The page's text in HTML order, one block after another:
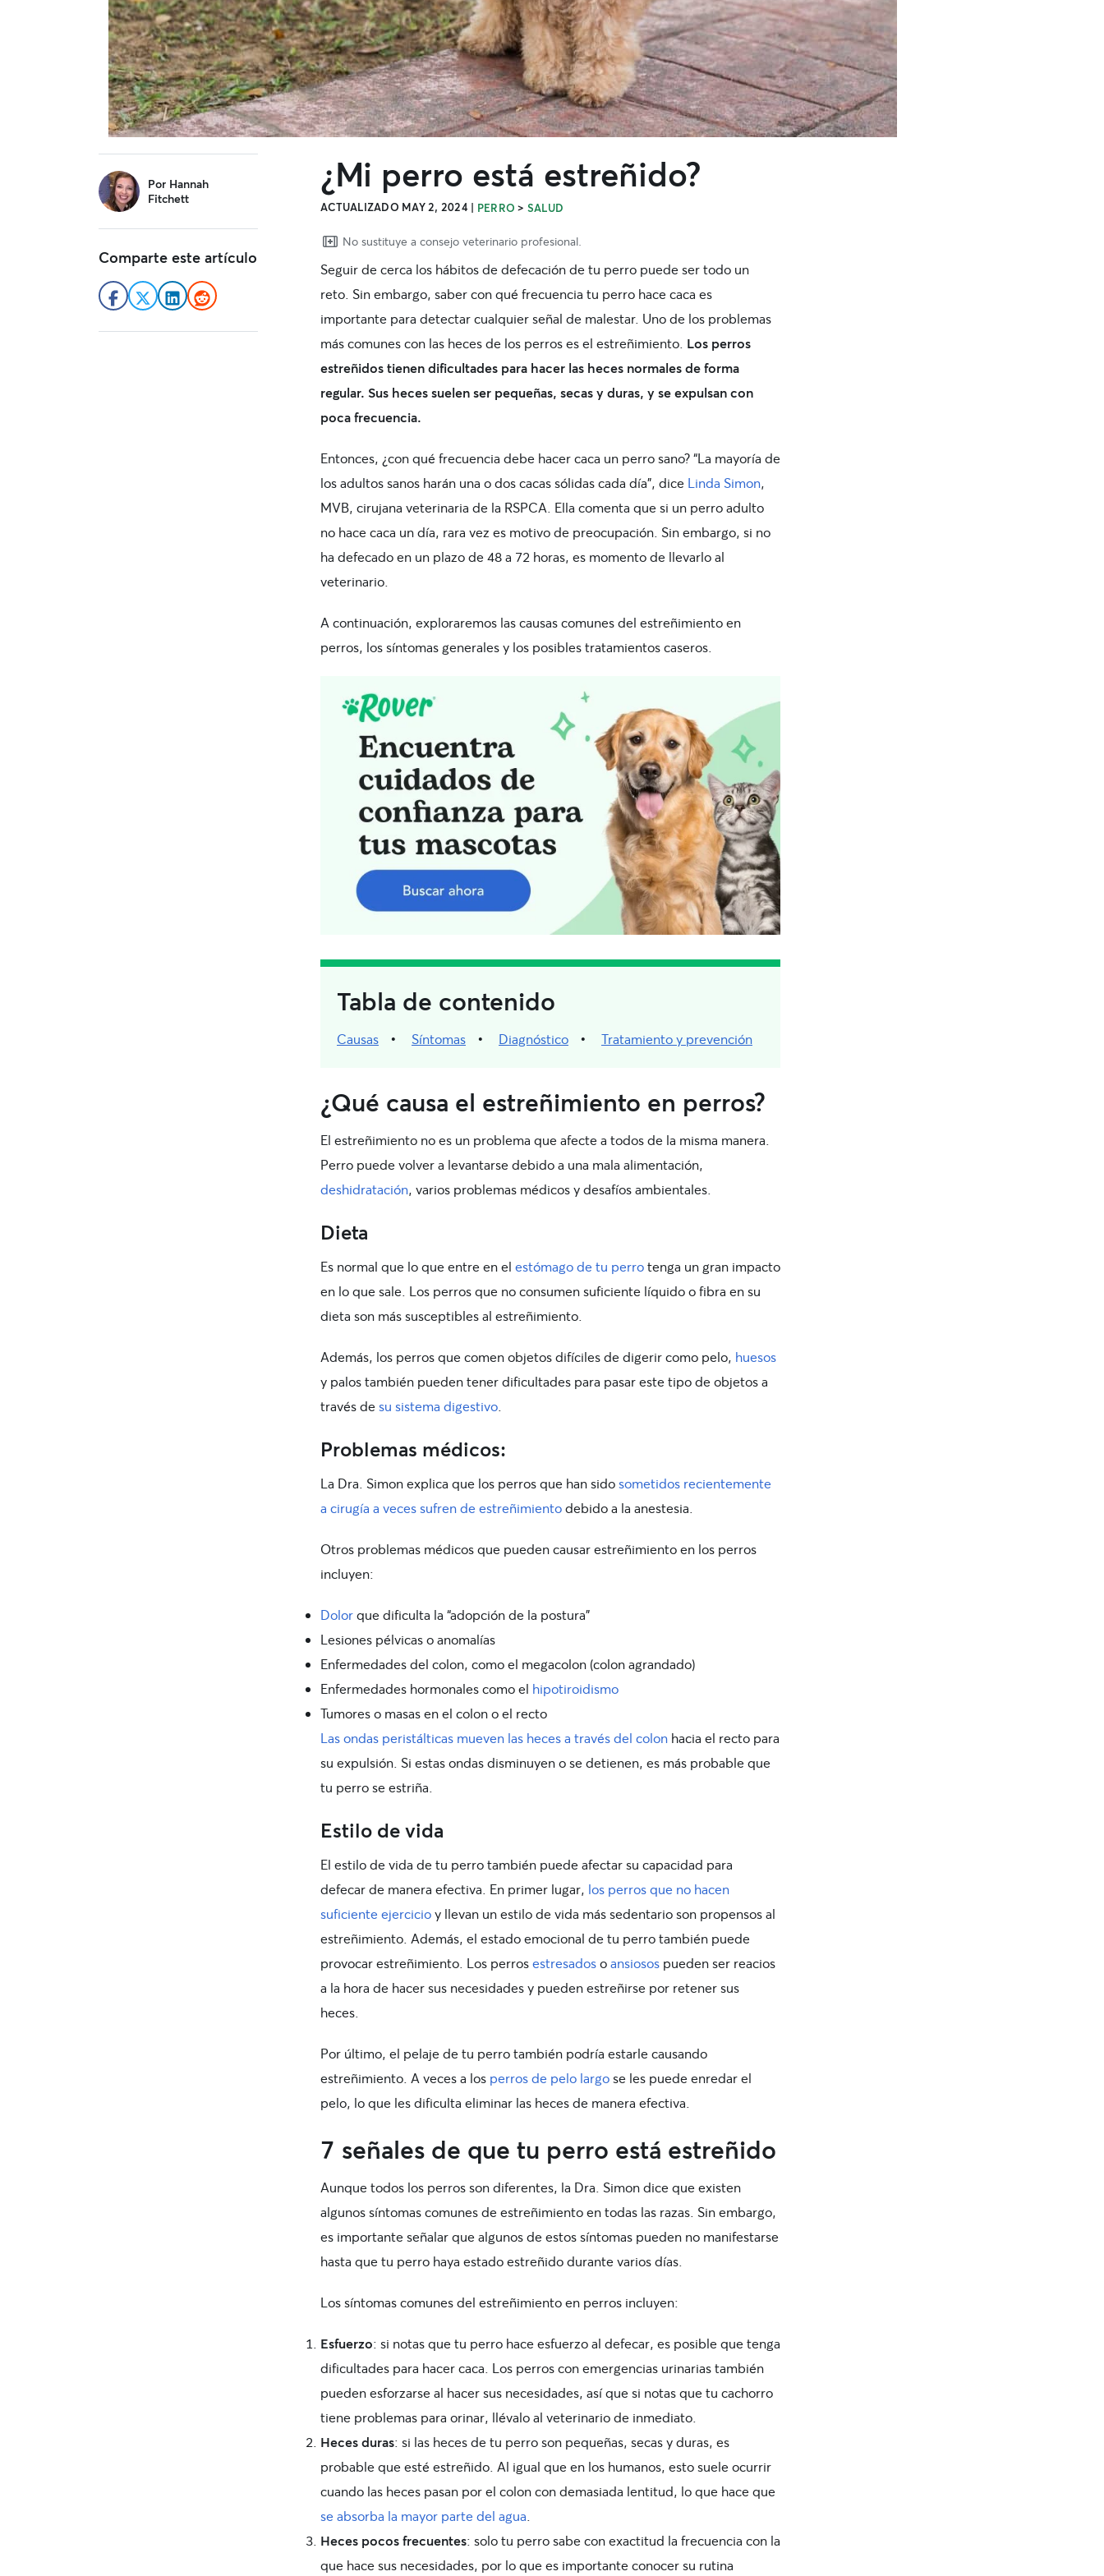
¿Mi perro está estreñido?
ACTUALIZADO MAY 2, 2024 | PERRO > SALUD
No sustituye a consejo veterinario profesional.
Seguir de cerca los hábitos de defecación de tu perro puede ser todo un
reto. Sin embargo, saber con qué frecuencia tu perro hace caca es
importante para detectar cualquier señal de malestar. Uno de los problemas
más comunes con las heces de los perros es el estreñimiento. Los perros
estreñidos tienen dificultades para hacer las heces normales de forma
regular. Sus heces suelen ser pequeñas, secas y duras, y se expulsan con
poca frecuencia.
Entonces, ¿con qué frecuencia debe hacer caca un perro sano? “La mayoría de
los adultos sanos harán una o dos cacas sólidas cada día”, dice Linda Simon,
MVB, cirujana veterinaria de la RSPCA. Ella comenta que si un perro adulto
no hace caca un día, rara vez es motivo de preocupación. Sin embargo, si no
ha defecado en un plazo de 48 a 72 horas, es momento de llevarlo al
veterinario.
A continuación, exploraremos las causas comunes del estreñimiento en
perros, los síntomas generales y los posibles tratamientos caseros.
Tabla de contenido
Causas Síntomas Diagnóstico Tratamiento y prevención
¿Qué causa el estreñimiento en perros?
El estreñimiento no es un problema que afecte a todos de la misma manera.
Perro puede volver a levantarse debido a una mala alimentación,
deshidratación, varios problemas médicos y desafíos ambientales.
Dieta
Es normal que lo que entre en el estómago de tu perrotenga un gran impacto
en lo que sale. Los perros que no consumen suficiente líquido o fibra en su
dieta son más susceptibles al estreñimiento.
Además, los perros que comen objetos difíciles de digerir como pelo, huesos
y palos también pueden tener dificultades para pasar este tipo de objetos a
través desu sistema digestivo
Problemas médicos:
La Dra. Simon explica que los perros que han sidosometidos recientemente
a cirugía a veces sufren de estreñimientodebido a la anestesia.
Otros problemas médicos que pueden causar estreñimiento en los perros
incluyen:
Dolorque dificulta la “adopción de la postura”
Lesiones pélvicas o anomalías
Enfermedades del colon, como el megacolon (colon agrandado)
Enfermedades hormonales como el hipotiroidismo
Tumores o masas en el colon o el recto
Las ondas peristálticas mueven las heces a través del colon hacia el recto para
su expulsión. Si estas ondas disminuyen o se detienen, es más probable que
tu perro se estriña.
Estilo de vida
El estilo de vida de tu perro también puede afectar su capacidad para
defecar de manera efectiva. En primer lugar, los perros que no hacen
suficiente ejercicioy llevan un estilo de vida más sedentario son propensos al
estreñimiento. Además, el estado emocional de tu perro también puede
provocar estreñimiento. Los perrosestresadosoansiosos pueden ser reacios
a la hora de hacer sus necesidades y pueden estreñirse por retener sus
heces.
Por último, el pelaje de tu perro también podría estarle causando
estreñimiento. A veces a los perros de pelo largose les puede enredar el
pelo, lo que les dificulta eliminar las heces de manera efectiva.
7 señales de que tu perro está estreñido
Aunque todos los perros son diferentes, la Dra. Simon dice que existen
algunos síntomas comunes de estreñimiento en todas las razas. Sin embargo,
es importante señalar que algunos de estos síntomas pueden no manifestarse
hasta que tu perro haya estado estreñido durante varios días.
Los síntomas comunes del estreñimiento en perros incluyen:
Esfuerzo: si notas que tu perro hace esfuerzo al defecar, es posible que tenga
dificultades para hacer caca. Los perros con emergencias urinarias también
pueden esforzarse al hacer sus necesidades, así que si notas que tu cachorro
tiene problemas para orinar, llévalo al veterinario de inmediato.
Heces duras: si las heces de tu perro son pequeñas, secas y duras, es
probable que esté estreñido. Al igual que en los humanos, esto suele ocurrir
cuando las heces pasan por el colon con demasiada lentitud, lo que hace que
se absorba la mayor parte del agua
Heces pocos frecuentes: solo tu perro sabe con exactitud la frecuencia con la
que hace sus necesidades, por lo que es importante conocer su rutina
sidebar
Por Hannah
Fitchett
Comparte este artículo